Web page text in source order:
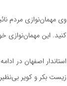
وی مهمان‌نوازی مردم
کنید. این مهمان‌نوازی
استاندار اصفهان در
زیست بکر و کویر